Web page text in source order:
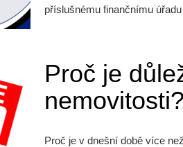
příslušnému finančnímu
Proč je
nemovitosti?
Proč je v dnešní době více